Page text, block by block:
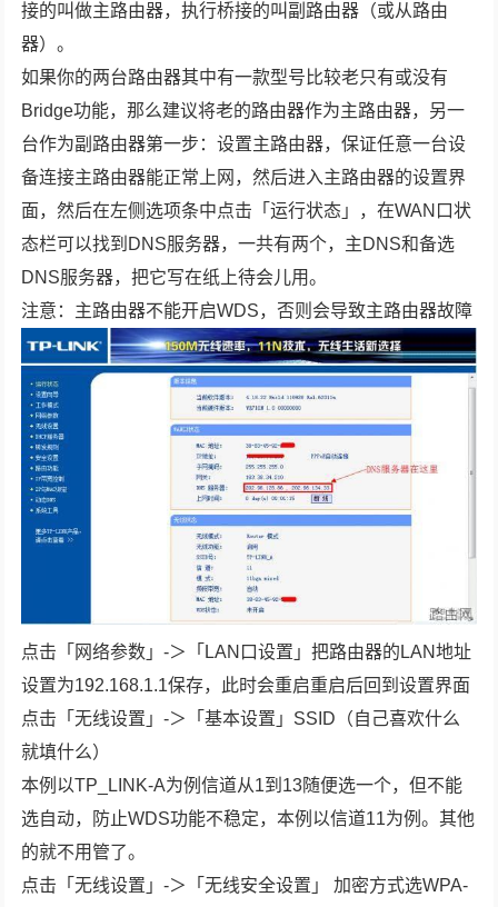
接的叫做主路由器，执行桥接的叫副路由器（或从路由
器）。
如果你的两台路由器其中有一款型号比较老只有或没有
Bridge功能，那么建议将老的路由器作为主路由器，另一
台作为副路由器第一步：设置主路由器，保证任意一台设
备连接主路由器能正常上网，然后进入主路由器的设置界
面，然后在左侧选项条中点击「运行状态」，在WAN口状
态栏可以找到DNS服务器，一共有两个，主DNS和备选
DNS服务器，把它写在纸上待会儿用。
注意：主路由器不能开启WDS，否则会导致主路由器故障
点击「网络参数」-＞「LAN口设置」把路由器的LAN地址
设置为192.168.1.1保存，此时会重启重启后回到设置界面
点击「无线设置」-＞「基本设置」SSID（自己喜欢什么
就填什么）
本例以TP_LINK-A为例信道从1到13随便选一个，但不能
选自动，防止WDS功能不稳定，本例以信道11为例。其他
的就不用管了。
点击「无线设置」-＞「无线安全设置」 加密方式选WPA-